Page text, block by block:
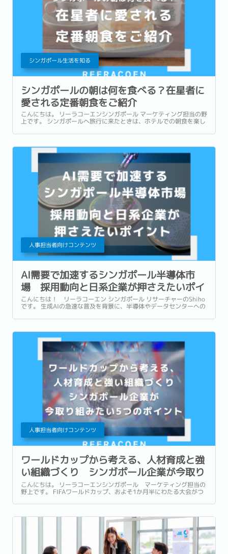
シンガポール生活を知る
シンガポールの朝は何を食べる？在星者に
愛される定番朝食をご紹介
こんにちは。 リーラコーエンシンガポール マーケティング担当の野
上です。 シンガポールへ旅行に来たときは、ホテルでの朝食を楽し
しれません。 一方で、実際に暮らし始めると、「朝食」は毎日の生
人事担当者向けコンテンツ
AI需要で加速するシンガポール半導体市
場 採用動向と日系企業が押さえたいポイ
ント
こんにちは！ リーラコーエン シンガポール リサーチャーのShiho
です。 生成AIの急速な普及を背景に、半導体やデータセンターへの
人事担当者向けコンテンツ
ワールドカップから考える、人材育成と強
い組織づくり シンガポール企業が今取り
組みたい5つのポイント
こんにちは。 リーラコーエンシンガポール マーケティング担当の
野上です。 FIFAワールドカップ、およそ1か月半にわたる大会がつ